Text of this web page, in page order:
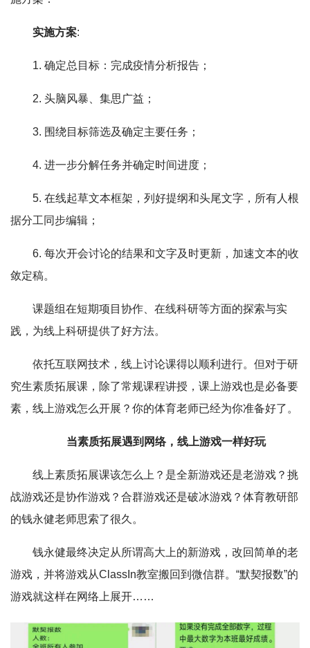
实施方案:
1. 确定总目标：完成疫情分析报告；
2. 头脑风暴、集思广益；
3. 围绕目标筛选及确定主要任务；
4. 进一步分解任务并确定时间进度；
5. 在线起草文本框架，列好提纲和头尾文字，所有人根
据分工同步编辑；
6. 每次开会讨论的结果和文字及时更新，加速文本的收
敛定稿。
课题组在短期项目协作、在线科研等方面的探索与实
践，为线上科研提供了好方法。
依托互联网技术，线上讨论课得以顺利进行。但对于研
究生素质拓展课，除了常规课程讲授，课上游戏也是必备要
素，线上游戏怎么开展？你的体育老师已经为你准备好了。
当素质拓展遇到网络，线上游戏一样好玩
线上素质拓展课该怎么上？是全新游戏还是老游戏？挑
战游戏还是协作游戏？合群游戏还是破冰游戏？体育教研部
的钱永健老师思索了很久。
钱永健最终决定从所谓高大上的新游戏，改回简单的老
游戏，并将游戏从ClassIn教室搬回到微信群。“默契报数”的
游戏就这样在网络上展开……